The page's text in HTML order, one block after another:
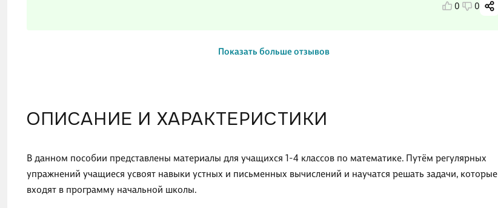
ОПИСАНИЕ И ХАРАКТЕРИСТИКИ
В данном пособии представлены материалы для учащихся 1-4 классов по математике. Путём регулярных
упражнений учащиеся усвоят навыки устных и письменных вычислений и научатся решать задачи, которые
входят в программу начальной школы.
0 0
Показать больше отзывов